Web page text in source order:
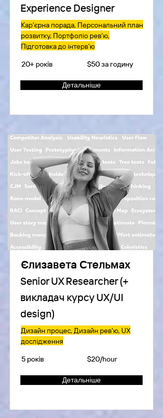
Experience Designer
Кар’єрна порада, Персональний план
розвитку, Портфоліо рев’ю,
Підготовка до інтерв'ю
20+ років
$50 за годину
Детальніше
Єлизавета Стельмах
Senior UX Researcher (+
викладач курсу UX/UI
design)
Дизайн процес, Дизайн рев'ю, UX
дослідження
5 років
$20/hour
Детальніше